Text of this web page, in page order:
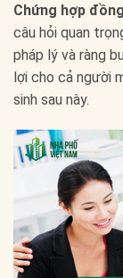
Chứng hợp
câu hỏi quan
pháp lý và ràng
lợi cho cả người
sinh sau này.